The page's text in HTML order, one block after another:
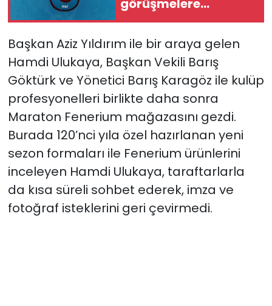
görüşmelere
başladı...
Başkan Aziz Yıldırım ile bir araya gelen
Hamdi Ulukaya, Başkan Vekili Barış
Göktürk ve Yönetici Barış Karagöz ile kulüp
profesyonelleri birlikte daha sonra
Maraton Fenerium mağazasını gezdi.
Burada 120’nci yıla özel hazırlanan yeni
sezon formaları ile Fenerium ürünlerini
inceleyen Hamdi Ulukaya, taraftarlarla
da kısa süreli sohbet ederek, imza ve
fotoğraf isteklerini geri çevirmedi.